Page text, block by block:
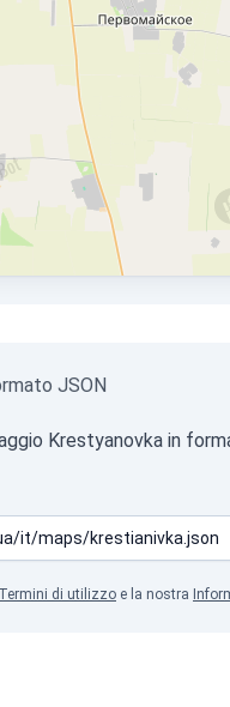
JSON
Krestyanovka in
Termini di utilizzo e la nostra